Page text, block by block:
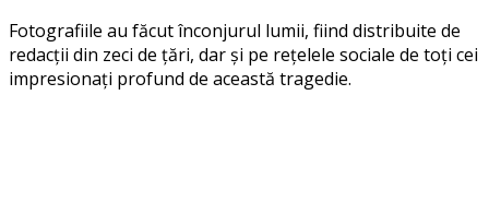
Fotografiile au făcut înconjurul lumii, fiind distribuite de
redacții din zeci de țări, dar și pe rețelele sociale de toți cei
impresionați profund de această tragedie.